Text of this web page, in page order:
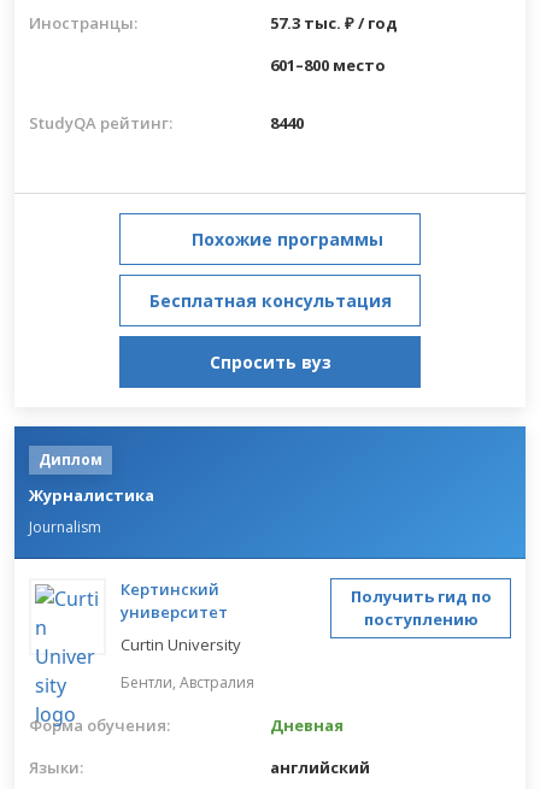
Иностранцы:
57.3 тыс. ₽ / год
601–800 место
StudyQA рейтинг: 8440
Похожие программы
Бесплатная консультация
Спросить вуз
Диплом
Журналистика
Journalism
Кертинский
университет
Curtin University
Бентли, Австралия
Получить гид по
поступлению
Форма обучения:
Дневная
Языки:
английский